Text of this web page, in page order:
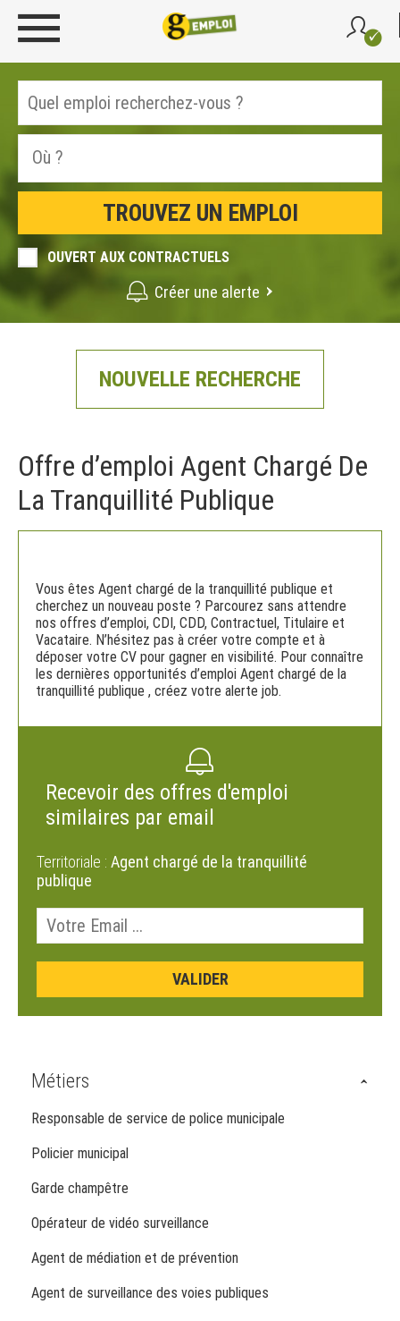
OUVERT AUX CONTRACTUELS
Créer une alerte
NOUVELLE RECHERCHE
Offre d’emploi Agent Chargé De
La Tranquillité Publique
Vous êtes Agent chargé de la tranquillité publique et
cherchez un nouveau poste ? Parcourez sans attendre
nos offres d’emploi, CDI, CDD, Contractuel, Titulaire et
Vacataire. N’hésitez pas à créer votre compte et à
déposer votre CV pour gagner en visibilité. Pour connaître
les dernières opportunités d’emploi Agent chargé de la
tranquillité publique , créez votre alerte job.
Recevoir des offres d'emploi
similaires par email
Territoriale : Agent chargé de la tranquillité
publique
Métiers
Responsable de service de police municipale
Policier municipal
Garde champêtre
Opérateur de vidéo surveillance
Agent de médiation et de prévention
Agent de surveillance des voies publiques